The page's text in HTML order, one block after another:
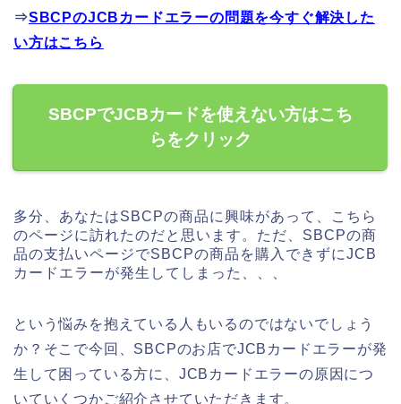
⇒SBCPのJCBカードエラーの問題を今すぐ解決した
い方はこちら
SBCPでJCBカードを使えない方はこち
らをクリック
多分、あなたはSBCPの商品に興味があって、こちら
のページに訪れたのだと思います。ただ、SBCPの商
品の支払いページでSBCPの商品を購入できずにJCB
カードエラーが発生してしまった、、、
という悩みを抱えている人もいるのではないでしょう
か？そこで今回、SBCPのお店でJCBカードエラーが発
生して困っている方に、JCBカードエラーの原因につ
いていくつかご紹介させていただきます。